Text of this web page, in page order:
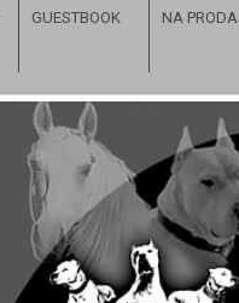
GUESTBOOK NA